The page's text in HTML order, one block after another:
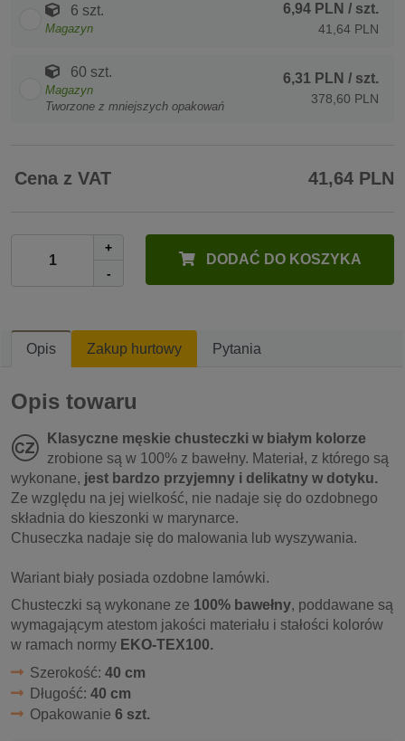
6 szt.
Magazyn
6,94 PLN / szt.
41,64 PLN
60 szt.
Magazyn
Tworzone z mniejszych opakowań
6,31 PLN / szt.
378,60 PLN
Cena z VAT 41,64 PLN
+
-
DODAĆ DO KOSZYKA
Opis Zakup hurtowy Pytania
Opis towaru
Klasyczne męskie chusteczki w białym kolorze
zrobione są w 100% z bawełny. Materiał, z którego są
wykonane, jest bardzo przyjemny i delikatny w dotyku.
Ze względu na jej wielkość, nie nadaje się do ozdobnego
składnia do kieszonki w marynarce.
Chuseczka nadaje się do malowania lub wyszywania.
Wariant biały posiada ozdobne lamówki.
Chusteczki są wykonane ze 100% bawełny, poddawane są
wymagającym atestom jakości materiału i stałości kolorów
w ramach normy EKO-TEX100.
Szerokość: 40 cm
Długość: 40 cm
Opakowanie 6 szt.